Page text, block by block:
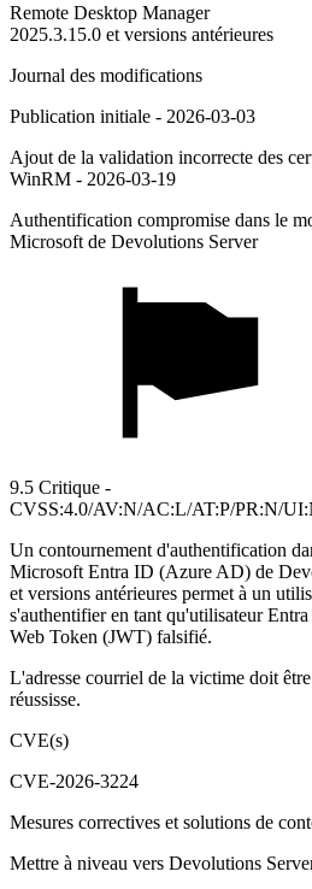
Remote Desktop Manager
2025.3.15.0 et versions antérieures
Journal des modifications
Publication initiale - 2026-03-03
Ajout de la validation incorrecte des
WinRM - 2026-03-19
Authentification compromise dans le
Microsoft de Devolutions Server
9.5 Critique -
CVSS:4.0/AV:N/AC:L/AT:P/PR:N/
Un contournement d'authentification
Microsoft Entra ID (Azure AD) de
et versions antérieures permet à un
s'authentifier en tant qu'utilisateur
Web Token (JWT) falsifié.
L'adresse courriel de la victime doit
réussisse.
CVE(s)
CVE-2026-3224
Mesures correctives et solutions de
Mettre à niveau vers Devolutions